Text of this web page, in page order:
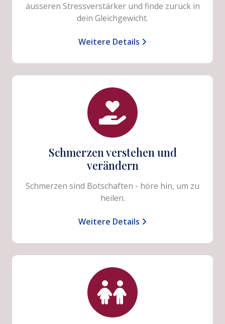
äusseren Stressverstärker und finde zurück in
dein Gleichgewicht.
Weitere Details
Schmerzen verstehen und
verändern
Schmerzen sind Botschaften - höre hin, um zu
heilen.
Weitere Details